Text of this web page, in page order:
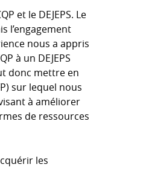
et le DEJEPS. Le
l’engagement
nous a appris
à un DEJEPS
donc mettre en
sur lequel nous
à améliorer
de ressources
les